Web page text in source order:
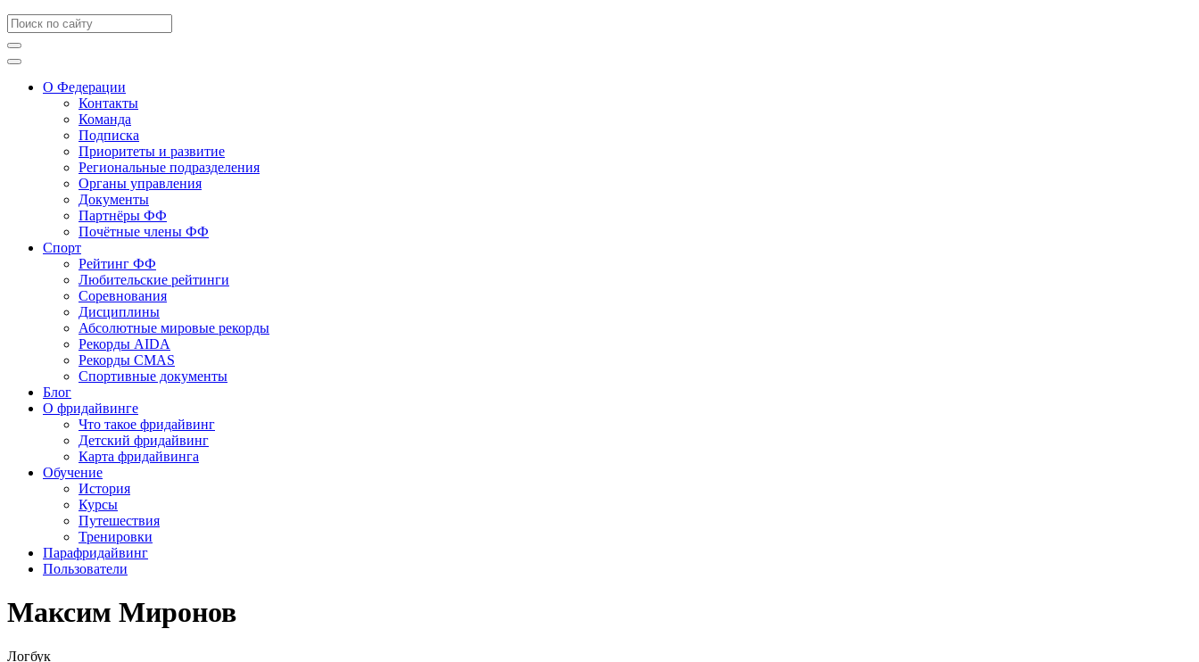
О Федерации
Контакты
Команда
Подписка
Приоритеты и развитие
Региональные подразделения
Органы управления
Документы
Партнёры ФФ
Почётные члены ФФ
Спорт
Рейтинг ФФ
Любительские рейтинги
Соревнования
Дисциплины
Абсолютные мировые рекорды
Рекорды AIDA
Рекорды CMAS
Спортивные документы
Блог
О фридайвинге
Что такое фридайвинг
Детский фридайвинг
Карта фридайвинга
Обучение
История
Курсы
Путешествия
Тренировки
Парафридайвинг
Пользователи
Максим Миронов
Логбук